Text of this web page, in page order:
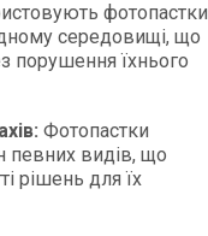
фотопастки
середовищі, що
порушення їхнього
Фотопастки
певних видів, що
рішень для їх